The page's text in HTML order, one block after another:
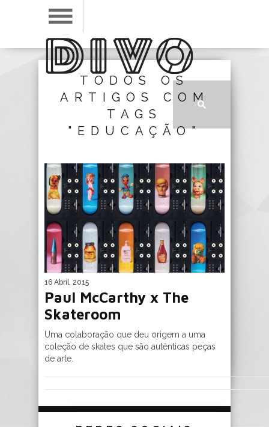
TODOS OS
ARTIGOS COM
TAGS
"EDUCAÇÃO"
16 Abril, 2015
Paul McCarthy x The
Skateroom
Uma colaboração que deu origem a uma
coleção de skates que são autênticas peças
de arte.